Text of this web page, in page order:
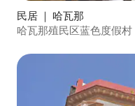
民居 ｜ 哈瓦那
哈瓦那殖民区蓝色度假